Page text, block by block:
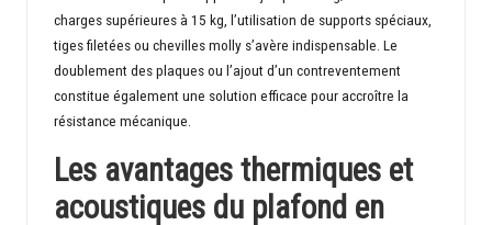
charges supérieures à 15 kg, l’utilisation de supports spéciaux,
tiges filetées ou chevilles molly s’avère indispensable. Le
doublement des plaques ou l’ajout d’un contreventement
constitue également une solution efficace pour accroître la
résistance mécanique.
Les avantages thermiques et
acoustiques du plafond en